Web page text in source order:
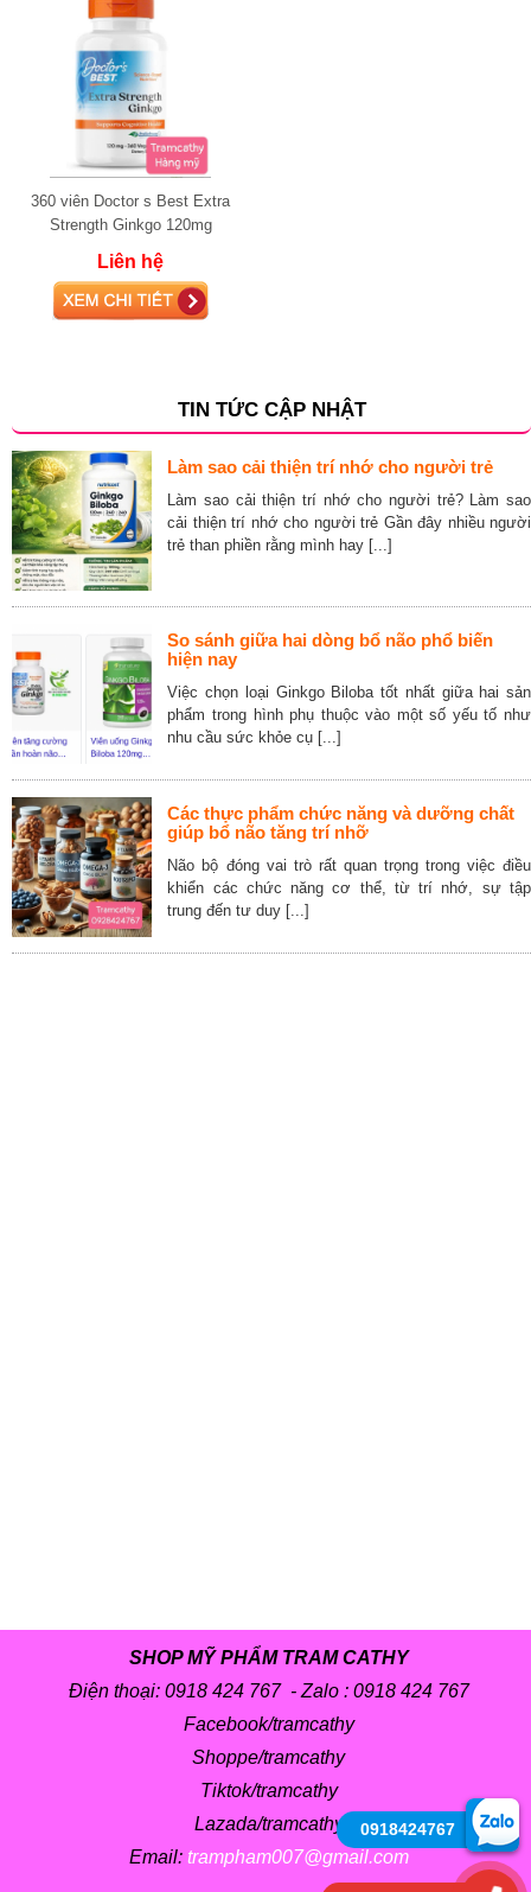
360 viên Doctor s Best Extra
Strength Ginkgo 120mg
Liên hệ
TIN TỨC CẬP NHẬT
Làm sao cải thiện trí nhớ cho người trẻ
Làm sao cải thiện trí nhớ cho người trẻ? Làm sao
cải thiện trí nhớ cho người trẻ Gần đây nhiều người
trẻ than phiền rằng mình hay [...]
So sánh giữa hai dòng bổ não phổ biến
hiện nay
Việc chọn loại Ginkgo Biloba tốt nhất giữa hai sản
phẩm trong hình phụ thuộc vào một số yếu tố như
nhu cầu sức khỏe cụ [...]
Các thực phẩm chức năng và dưỡng chất
giúp bổ não tăng trí nhỡ
Não bộ đóng vai trò rất quan trọng trong việc điều
khiển các chức năng cơ thể, từ trí nhớ, sự tập
trung đến tư duy [...]
SHOP MỸ PHẨM TRAM CATHY
Điện thoại: 0918 424 767 - Zalo : 0918 424 767
Facebook/tramcathy
Shoppe/tramcathy
Tiktok/tramcathy
Lazada/tramcathy
Email: trampham007@gmail.com
0918424767